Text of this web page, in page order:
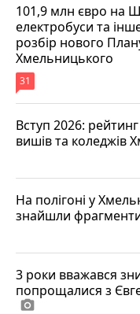
101,9 млн євро на
електробуси та
розбір нового
Хмельницького
31
Вступ 2026:
вишів та коледжів
На полігоні у
знайшли фрагменти
3 роки вважався
попрощалися з
photo_camera